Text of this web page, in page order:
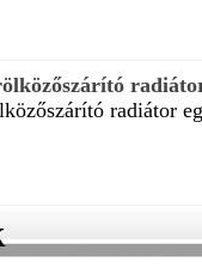
radiátor